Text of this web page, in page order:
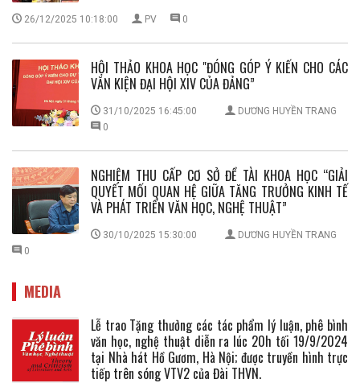
26/12/2025 10:18:00 PV 0
HỘI THẢO KHOA HỌC "ĐÓNG GÓP Ý KIẾN CHO CÁC
VĂN KIỆN ĐẠI HỘI XIV CỦA ĐẢNG”
31/10/2025 16:45:00
DƯƠNG HUYỀN TRANG
0
NGHIỆM THU CẤP CƠ SỞ ĐỀ TÀI KHOA HỌC “GIẢI
QUYẾT MỐI QUAN HỆ GIỮA TĂNG TRƯỞNG KINH TẾ
VÀ PHÁT TRIỂN VĂN HỌC, NGHỆ THUẬT”
30/10/2025 15:30:00
DƯƠNG HUYỀN TRANG
0
MEDIA
Lễ trao Tặng thưởng các tác phẩm lý luận, phê bình
văn học, nghệ thuật diễn ra lúc 20h tối 19/9/2024
tại Nhà hát Hồ Gươm, Hà Nội; được truyền hình trực
tiếp trên sóng VTV2 của Đài THVN.